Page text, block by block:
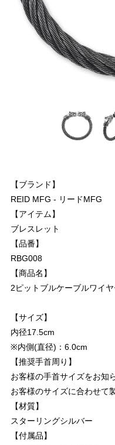
【ブランド】
REID MFG - リードMFG
【アイテム】
ブレスレット
【品番】
RBG008
【商品名】
2ピットブルケーブルワイ
【サイズ】
内径17.5cm
※内側(直径)：6.0cm
【推奨手首周り】
お客様の手首サイズをお知
お客様のサイズに合わせて
【材質】
スターリングシルバー
【付属品】